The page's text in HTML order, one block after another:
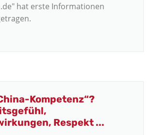
hat erste Informationen
Kompetenz“?
Respekt ...